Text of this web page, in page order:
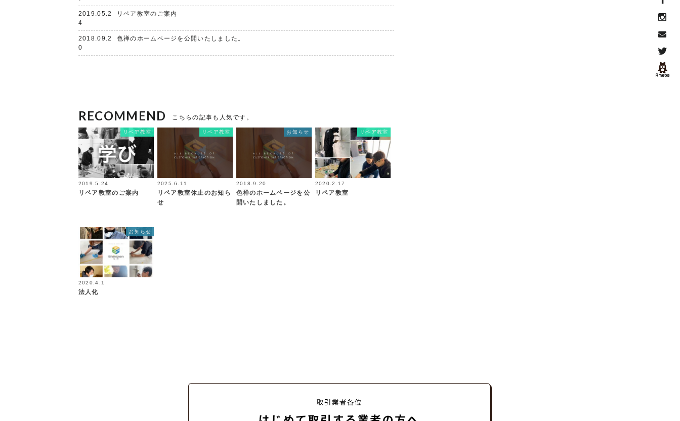
2019.05.2
4
リペア教室のご案内
2018.09.2
0
色禅のホームページを公開いたしました。
RECOMMEND こちらの記事も人気です。
リペア教室
2019.5.24
リペア教室のご案内
リペア教室
2025.6.11
リペア教室休止のお知ら
せ
お知らせ
2018.9.20
色禅のホームページを公
開いたしました。
リペア教室
2020.2.17
リペア教室
お知らせ
2020.4.1
法人化